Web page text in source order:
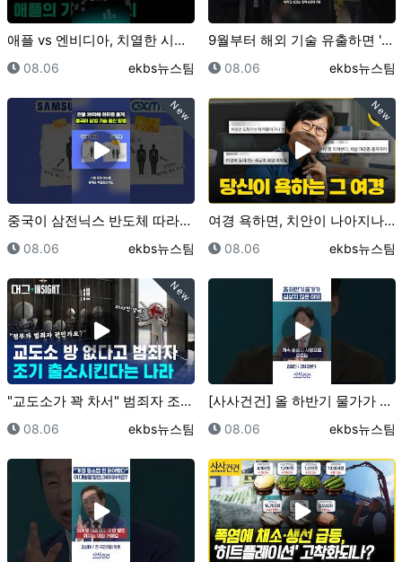
애플 vs 엔비디아, 치열한 시총 1위 싸움 / 오그랲…
등록일
08.06 등록자
ekbs뉴스팀
9월부터 해외 기술 유출하면 '간첩죄' 적용｜크랩
등록일
08.06 등록자
ekbs뉴스팀
New
중국이 삼전닉스 반도체 따라잡은 비결은…"훔쳤어요"｜크…
등록일
08.06 등록자
ekbs뉴스팀
New
여경 욕하면, 치안이 나아지나요? (바뀐 체력검사 직접…
등록일
08.06 등록자
ekbs뉴스팀
New
"교도소가 꽉 차서" 범죄자 조기 석방하는 영국? ..…
등록일
08.06 등록자
ekbs뉴스팀
[사사건건] 올 하반기 물가가 심상치 않은 이유 (정철…
등록일
08.06 등록자
ekbs뉴스팀